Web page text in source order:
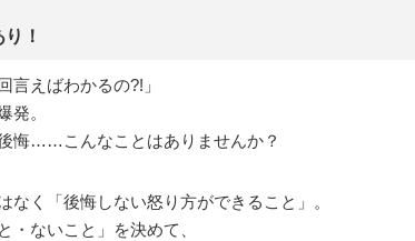
！
言えばわかるの?!」
発。
悔……こんなことはありませんか？
なく「後悔しない怒り方ができること」。
・ないこと」を決めて、